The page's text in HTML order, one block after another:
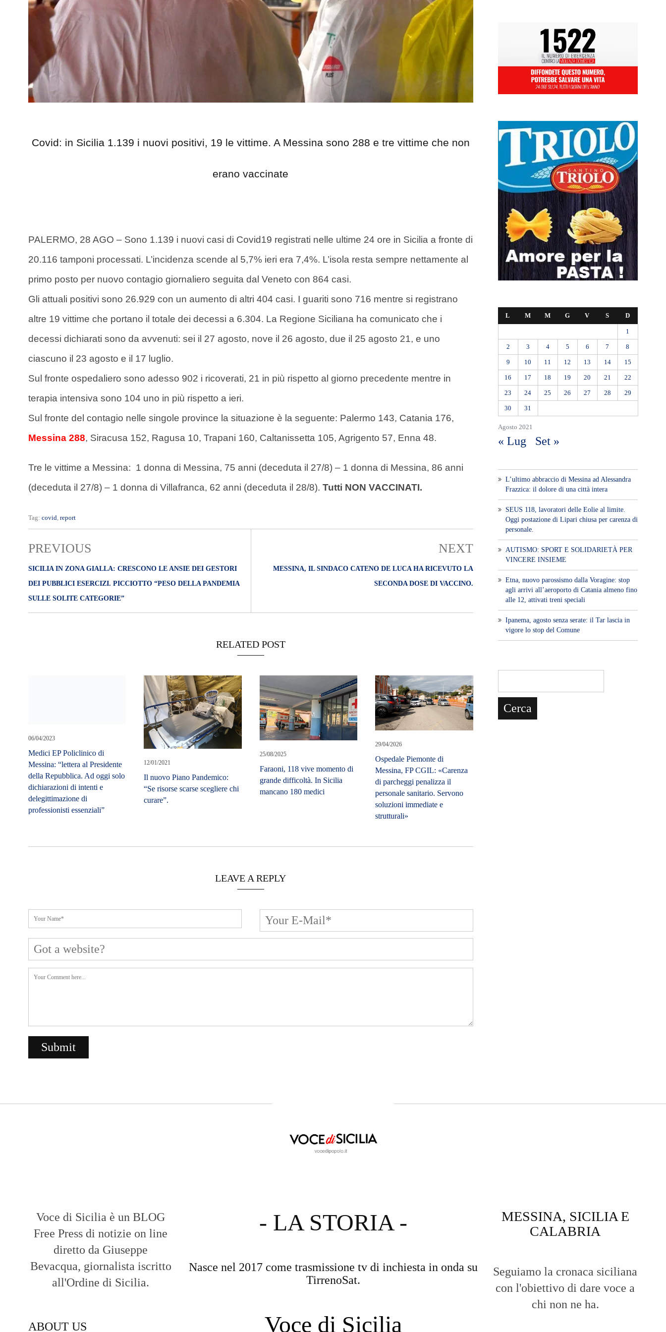
t
R
O
Covid: in Sicilia 1.139 i nuovi positivi, 19 le vittime. A Messina sono 288 e tre vittime che non
erano vaccinate
PALERMO, 28 AGO – Sono 1.139 i nuovi casi di Covid19 registrati nelle ultime 24 ore in Sicilia a fronte di
20.116 tamponi processati. L’incidenza scende al 5,7% ieri era 7,4%. L’isola resta sempre nettamente al
primo posto per nuovo contagio giornaliero seguita dal Veneto con 864 casi.
Gli attuali positivi sono 26.929 con un aumento di altri 404 casi. I guariti sono 716 mentre si registrano
altre 19 vittime che portano il totale dei decessi a 6.304. La Regione Siciliana ha comunicato che i
decessi dichiarati sono da avvenuti: sei il 27 agosto, nove il 26 agosto, due il 25 agosto 21, e uno
ciascuno il 23 agosto e il 17 luglio.
Sul fronte ospedaliero sono adesso 902 i ricoverati, 21 in più rispetto al giorno precedente mentre in
terapia intensiva sono 104 uno in più rispetto a ieri.
Sul fronte del contagio nelle singole province la situazione è la seguente: Palermo 143, Catania 176,
Messina 288, Siracusa 152, Ragusa 10, Trapani 160, Caltanissetta 105, Agrigento 57, Enna 48.
Tre le vittime a Messina: 1 donna di Messina, 75 anni (deceduta il 27/8) – 1 donna di Messina, 86 anni
(deceduta il 27/8) – 1 donna di Villafranca, 62 anni (deceduta il 28/8). Tutti NON VACCINATI.
Tag: covid report
PREVIOUS
SICILIA IN ZONA GIALLA: CRESCONO LE ANSIE DEI GESTORI
DEI PUBBLICI ESERCIZI. PICCIOTTO “PESO DELLA PANDEMIA
SULLE SOLITE CATEGORIE”
NEXT
MESSINA, IL SINDACO CATENO DE LUCA HA RICEVUTO LA
SECONDA DOSE DI VACCINO.
RELATED POST
delegittimazione di
professionisti essenziali”
12/01/2021
Il nuovo Piano Pandemico:
“Se risorse scarse scegliere chi
curare”.
25/08/2025
Faraoni, 118 vive momento di
grande difficoltà. In Sicilia
mancano 180 medici
29/04/2026
Ospedale Piemonte di
Messina, FP CGIL: «Carenza
di parcheggi penalizza il
personale sanitario. Servono
soluzioni immediate e
strutturali»
LEAVE A REPLY
Agosto 2021
L M M G V S D
1
2 3 4 5 6 7 8
9 10 11 12 13 14 15
16 17 18 19 20 21 22
23 24 25 26 27 28 29
30 31
« Lug Set »
L’ultimo abbraccio di Messina ad Alessandra
Frazzica: il dolore di una città intera
SEUS 118, lavoratori delle Eolie al limite.
Oggi postazione di Lipari chiusa per carenza di
personale.
AUTISMO: SPORT E SOLIDARIETÀ PER
VINCERE INSIEME
Etna, nuovo parossismo dalla Voragine: stop
agli arrivi all’aeroporto di Catania almeno fino
alle 12, attivati treni speciali
Ipanema, agosto senza serate: il Tar lascia in
vigore lo stop del Comune
Voce di Sicilia è un BLOG
Free Press di notizie on line
diretto da Giuseppe
Bevacqua, giornalista iscritto
all'Ordine di Sicilia.
ABOUT US
- LA STORIA -
Nasce nel 2017 come trasmissione tv di inchiesta in onda su
TirrenoSat.
Voce di Sicilia
MESSINA, SICILIA E
CALABRIA
Seguiamo la cronaca siciliana
con l'obiettivo di dare voce a
chi non ne ha.